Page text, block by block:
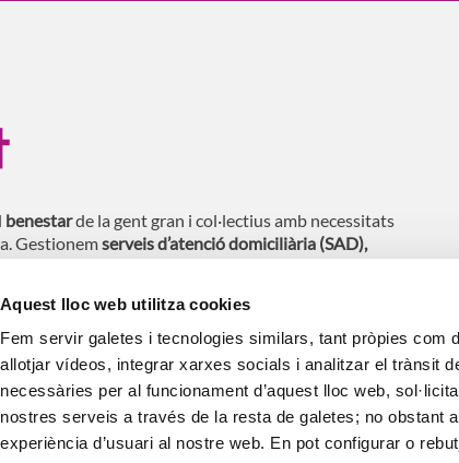
Aquest lloc web utilitza cookies
Fem servir galetes i tecnologies similars, tant pròpies com
allotjar vídeos, integrar xarxes socials i analitzar el trànsit
necessàries per al funcionament d’aquest lloc web,
nostres serveis a través de la resta de galetes; no obstant
experiència d’usuari al nostre web. En pot configurar o
benestarde la gent gran i col·lectius amb necessitats
Gestionemserveis d’atenció domiciliària (SAD),
amb serveis per a les persones grans.
Gestió de residències, centres de dia, centres per a
Política Cookies PRL Política Gestió